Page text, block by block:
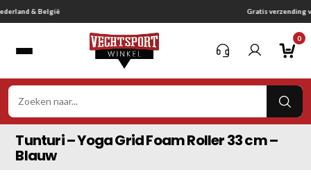
Ga
naar
0
Tunturi – Yoga Grid Foam Roller 33 cm –
Blauw